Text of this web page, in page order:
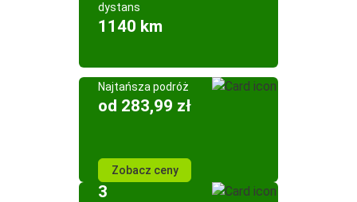
dystans
1140 km
Najtańsza podróż
od 283,99 zł
Zobacz ceny
3